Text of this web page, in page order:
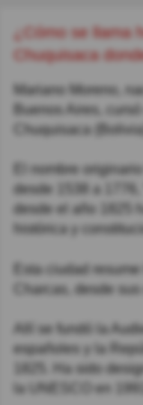
¿Cómo se llama hoy la célebre ciudad de
Chuquisaca
Mariano Moreno,
Buenos Aires,
Chuquisaca (Bolivia).
El nombre
desde 1538 a 1776,
desde el año 1825
histórica y
Esta ciudad
Charcas, desde
Allí se fundó la
españoles y la
1825. Ha sido
la UNESCO en 1991.